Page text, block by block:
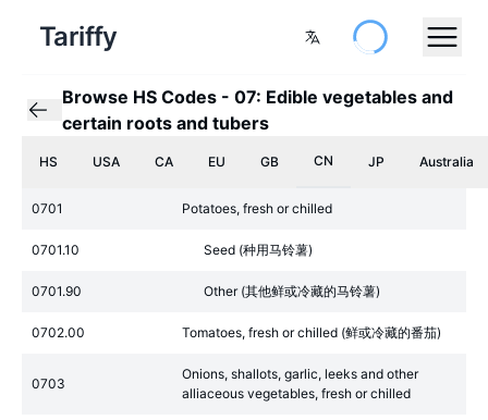
Tariffy
Browse HS Codes - 07: Edible vegetables and
certain roots and tubers
HS USA CA EU GB CN JP Australia
0701 Potatoes, fresh or chilled
0701.10 Seed (种用马铃薯)
0701.90 Other (其他鲜或冷藏的马铃薯)
0702.00 Tomatoes, fresh or chilled (鲜或冷藏的番茄)
0703
Onions, shallots, garlic, leeks and other
alliaceous vegetables, fresh or chilled